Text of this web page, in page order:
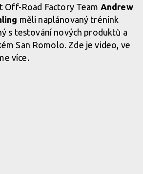
Off-Road Factory Team Andrew
měli naplánovaný trénink
s testování nových produktů a
San Romolo. Zde je video, ve
více.